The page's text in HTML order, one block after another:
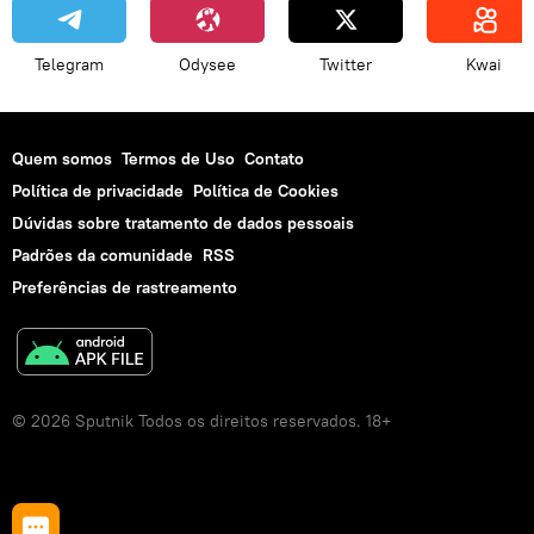
Telegram Odysee Twitter Kwai
Quem somos Termos de Uso Contato
Política de privacidade Política de Cookies
Dúvidas sobre tratamento de dados pessoais
Padrões da comunidade RSS
Preferências de rastreamento
© 2026 Sputnik Todos os direitos reservados. 18+